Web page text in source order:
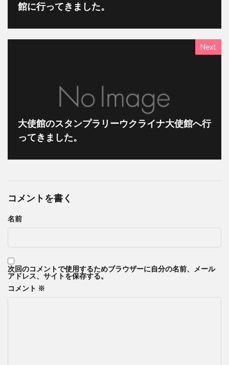
館に行ってきました。
Next
大使館のスタンプラリーウクライナ大使館へ行
ってきました。
コメントを書く
名前
次回のコメントで使用するためブラウザーに自分の名前、メール
アドレス、サイトを保存する。
コメント ※